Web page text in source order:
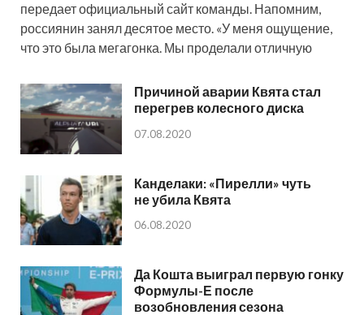
передает официальный сайт команды. Напомним,
россиянин занял десятое место. «У меня ощущение,
что это была мегагонка. Мы проделали отличную
Причиной аварии Квята стал
перегрев колесного диска
07.08.2020
Канделаки: «Пирелли» чуть
не убила Квята
06.08.2020
Да Кошта выиграл первую гонку
Формулы-Е после
возобновления сезона